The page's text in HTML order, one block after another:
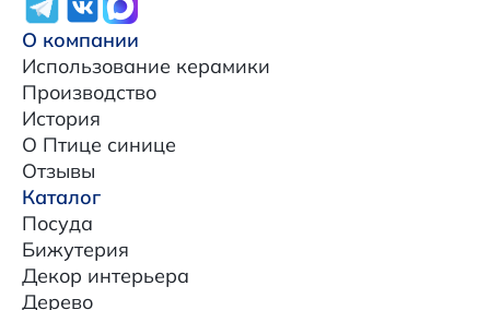
О компании
Использование керамики
Производство
История
О Птице синице
Отзывы
Каталог
Посуда
Бижутерия
Декор интерьера
Дерево